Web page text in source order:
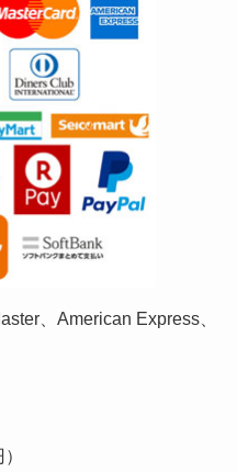
、American Express、